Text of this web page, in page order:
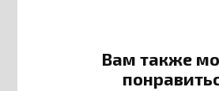
Вам также